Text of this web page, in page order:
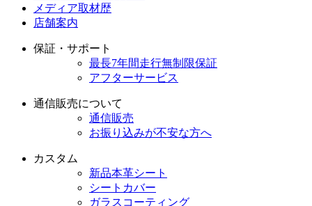
メディア取材歴
店舗案内
保証・サポート
最長7年間走行無制限保証
アフターサービス
通信販売について
通信販売
お振り込みが不安な方へ
カスタム
新品本革シート
シートカバー
ガラスコーティング